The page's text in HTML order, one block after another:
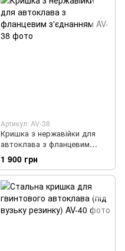
Артикул: AV-38
Кришка з нержавійки для
автоклава з фланцевим
з'єднанням
1 900 грн